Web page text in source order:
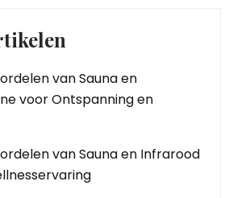
van Sauna en
voor Ontspanning en
van Sauna en Infrarood